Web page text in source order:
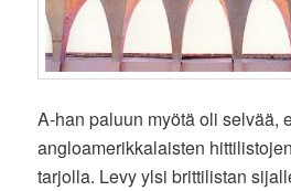
A-han paluun myötä oli selvää,
angloamerikkalaisten
tarjolla. Levy ylsi brittilistan